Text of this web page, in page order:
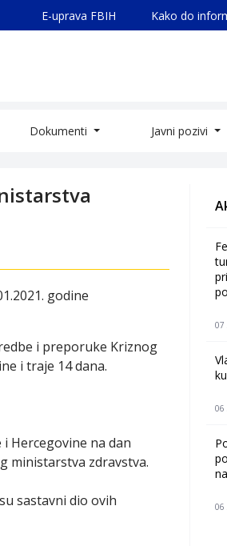
E-uprava FBIH Kako do
Dokumenti Javni pozivi
godine
i preporuke Kriznog
i traje 14 dana.
Hercegovine na dan
ministarstva zdravstva.
sastavni dio ovih
07
06
06